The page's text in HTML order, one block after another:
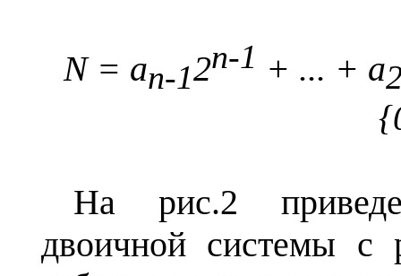
N = an-12n-1 + ... + a
На рис.2
двоичной системы с